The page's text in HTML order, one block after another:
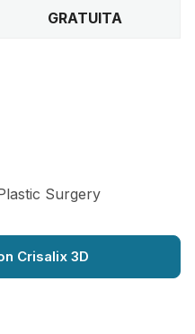
GRATUITA
Surgery
Crisalix 3D